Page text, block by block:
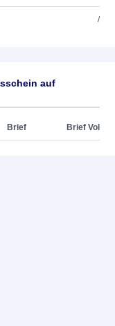
/
auf
Brief Brief Vol